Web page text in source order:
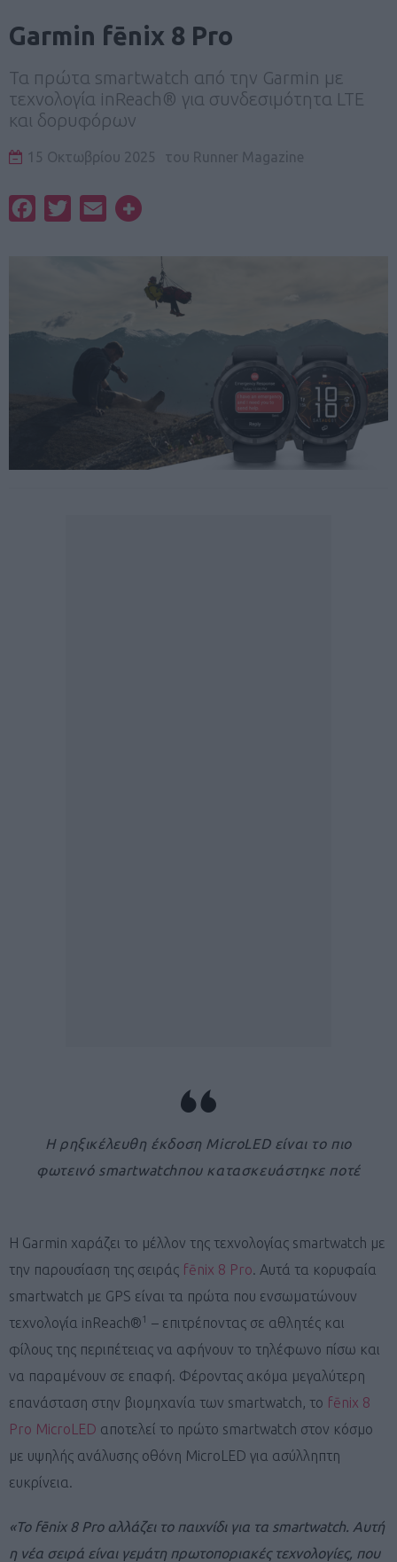
Garmin fēnix 8 Pro
Τα πρώτα smartwatch από την Garmin με
τεχνολογία inReach® για συνδεσιμότητα LTE
και δορυφόρων
15 Οκτωβρίου 2025 του Runner Magazine
FacebookTwitterEmail
Η ρηξικέλευθη έκδοση MicroLED είναι το πιο
φωτεινό smartwatchπου κατασκευάστηκε ποτέ
Η Garmin χαράζει το μέλλον της τεχνολογίας smartwatch με
την παρουσίαση της σειράς fēnix 8 Pro. Αυτά τα κορυφαία
smartwatch με GPS είναι τα πρώτα που ενσωματώνουν
τεχνολογία inReach®1 – επιτρέποντας σε αθλητές και
φίλους της περιπέτειας να αφήνουν το τηλέφωνο πίσω και
να παραμένουν σε επαφή. Φέροντας ακόμα μεγαλύτερη
επανάσταση στην βιομηχανία των smartwatch, το fēnix 8
Pro MicroLED αποτελεί το πρώτο smartwatch στον κόσμο
με υψηλής ανάλυσης οθόνη MicroLED για ασύλληπτη
ευκρίνεια.
«Το fēnix 8 Pro αλλάζει το παιχνίδι για τα smartwatch. Αυτή
η νέα σειρά είναι γεμάτη πρωτοποριακές τεχνολογίες, που